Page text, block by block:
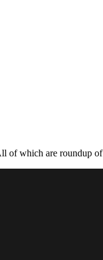
which are roundup